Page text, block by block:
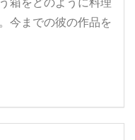
箱をどのように料理
今までの彼の作品を